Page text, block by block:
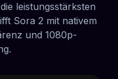
leistungsstärksten
Sora 2 mit nativem
und 1080p-